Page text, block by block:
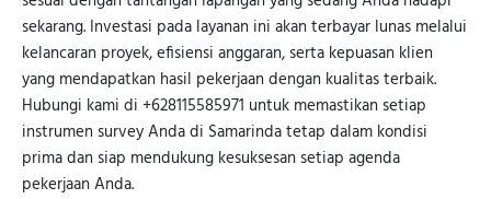
sekarang. Investasi pada layanan ini akan terbayar lunas melalui
kelancaran proyek, efisiensi anggaran, serta kepuasan klien
yang mendapatkan hasil pekerjaan dengan kualitas terbaik.
Hubungi kami di +628115585971 untuk memastikan setiap
instrumen survey Anda di Samarinda tetap dalam kondisi
prima dan siap mendukung kesuksesan setiap agenda
pekerjaan Anda.